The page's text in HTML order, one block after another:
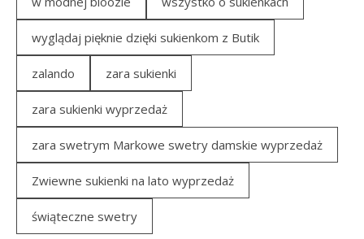
wyglądaj pięknie dzięki sukienkom z Butik
zalando zara sukienki
zara sukienki wyprzedaż
zara swetrym Markowe swetry damskie wyprzedaż
Zwiewne sukienki na lato wyprzedaż
świąteczne swetry